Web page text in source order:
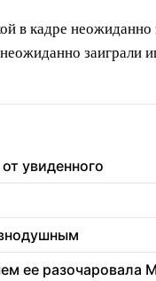
в кадре
увиденного
ее разочаровала